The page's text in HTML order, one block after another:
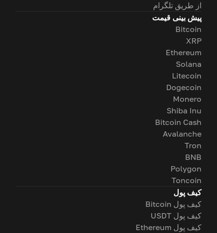
از طریق تلگرام
پیش بینی قیمت
Bitcoin
XRP
Ethereum
Solana
Litecoin
Dogecoin
Monero
Shiba Inu
Bitcoin Cash
Avalanche
Tron
BNB
Polygon
Toncoin
کیف پول
کیف پول Bitcoin
کیف پول USDT
کیف پول Ethereum